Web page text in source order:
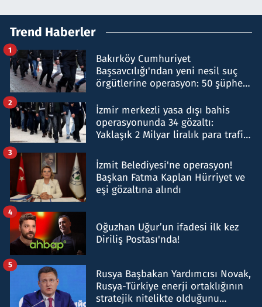
Trend Haberler
Bakırköy Cumhuriyet
Başsavcılığı'ndan yeni nesil suç
örgütlerine operasyon: 50 şüpheli
1
İzmir merkezli yasa dışı bahis
operasyonunda 34 gözaltı:
Yaklaşık 2 Milyar liralık para trafiği
2
İzmit Belediyesi'ne operasyon!
Başkan Fatma Kaplan Hürriyet ve
eşi gözaltına alındı
3
Oğuzhan Uğur’un ifadesi ilk kez
Diriliş Postası'nda!
4
Rusya Başbakan Yardımcısı Novak,
Rusya-Türkiye enerji ortaklığının
stratejik nitelikte olduğunu
5